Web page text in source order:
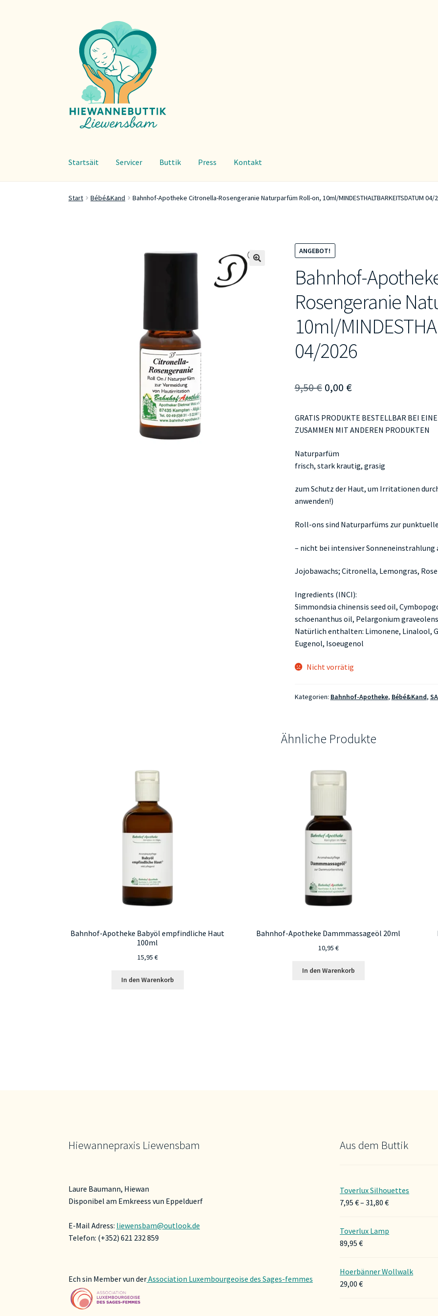
Navigation
springen
Inhalt
springen
Startsäit Servicer Buttik Press Kontakt
Start Bébé&Kand Bahnhof-Apotheke Citronella-Rosengeranie Naturparfüm Roll-on, 10ml/MINDESTHALTBARKEITSDATUM 04/
ANGEBOT!
Bahnhof-
Rosengeranie
10ml/
04/2026
9,50€ Ursprünglicher
war:
0,00 €Aktueller
ist:
GRATIS PRODUKTE BESTELLBAR BEI
ZUSAMMEN MIT ANDEREN PRODUKTEN
Naturparfüm
frisch, stark krautig, grasig
zum Schutz der Haut, um Irritationen
anwenden!)
Roll-ons sind Naturparfüms zur
– nicht bei intensiver Sonneneinstrahlung
Jojobawachs; Citronella, Lemongras,
Ingredients (INCI):
Simmondsia chinensis seed oil,
schoenanthus oil, Pelargonium
Natürlich enthalten: Limonene, Linalool,
Eugenol, Isoeugenol
Nicht vorrätig
Kategorien: Bahnhof-Apotheke, Bébé&Kand,
Ähnliche Produkte
Bahnhof-Apotheke Babyöl empfindliche Haut
100ml
15,95 €
In den Warenkorb
Bahnhof-Apotheke Dammmassageöl 20ml
10,95 €
In den Warenkorb
Hiewannepraxis Liewensbam
Laure Baumann, Hiewan
Disponibel am Emkreess vun Eppelduerf
E-Mail Adress: liewensbam@outlook.de
Telefon: (+352) 621 232 859
Ech sin Member vun derAssociation Luxembourgeoise des Sages-femmes
Aus dem Buttik
Toverlux Silhouettes
7,95€–31,80€Preisspanne:
Toverlux Lamp
89,95€
Hoerbänner Wollwalk
29,00€